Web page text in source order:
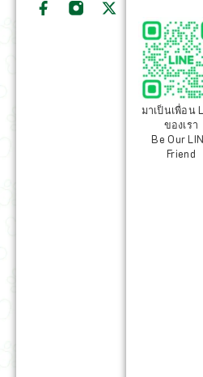
มาเป็นเพื่อน
ของเรา
Be Our
Friend